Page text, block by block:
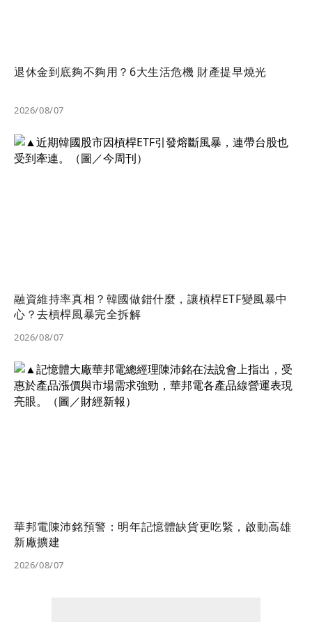
退休金到底夠不夠用？6大生活危機 財產提早燒光
2026/08/07
融資維持率真相？韓國做錯什麼，讓槓桿ETF變風暴中
心？去槓桿風暴完全拆解
2026/08/07
華邦電陳沛銘預警：明年記憶體缺貨更吃緊，啟動高雄
新廠擴建
2026/08/07